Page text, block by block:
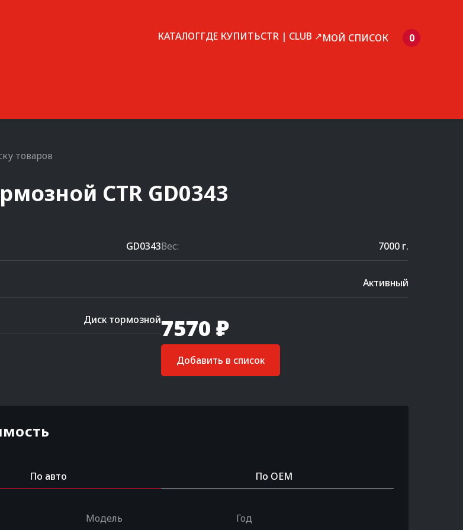
КАТАЛОГГДЕ КУПИТЬCTR | CLUB ↗МОЙ СПИСОК 0
товаров
CTR GD0343
GD0343Вес: 7000 г.
Активный
Диск тормозной7570 ₽
Добавить в список
По авто По OEM
Модель Год